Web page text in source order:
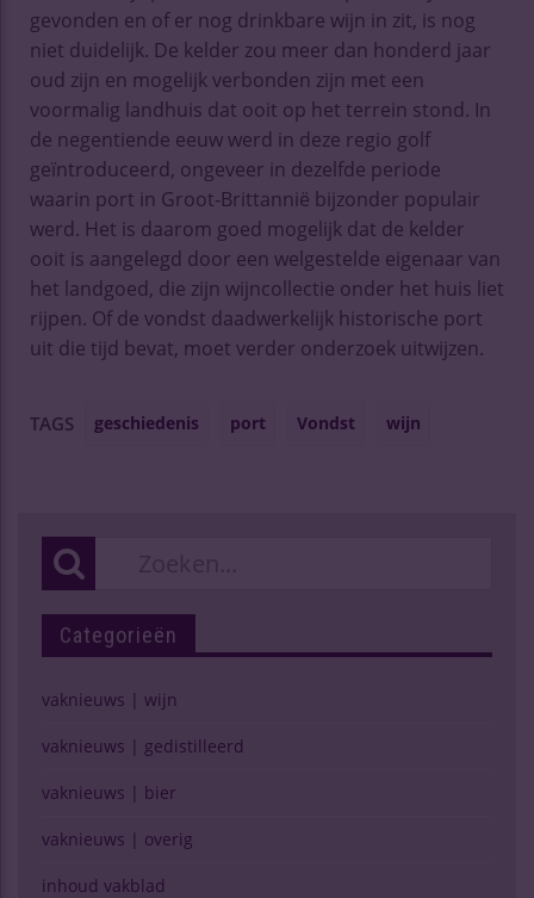
gevonden en of er nog drinkbare wijn in zit, is nog
niet duidelijk. De kelder zou meer dan honderd jaar
oud zijn en mogelijk verbonden zijn met een
voormalig landhuis dat ooit op het terrein stond. In
de negentiende eeuw werd in deze regio golf
geïntroduceerd, ongeveer in dezelfde periode
waarin port in Groot-Brittannië bijzonder populair
werd. Het is daarom goed mogelijk dat de kelder
ooit is aangelegd door een welgestelde eigenaar van
het landgoed, die zijn wijncollectie onder het huis liet
rijpen. Of de vondst daadwerkelijk historische port
uit die tijd bevat, moet verder onderzoek uitwijzen.
TAGS geschiedenis port Vondst wijn
Categorieën
vaknieuws | wijn
vaknieuws | gedistilleerd
vaknieuws | bier
vaknieuws | overig
inhoud vakblad